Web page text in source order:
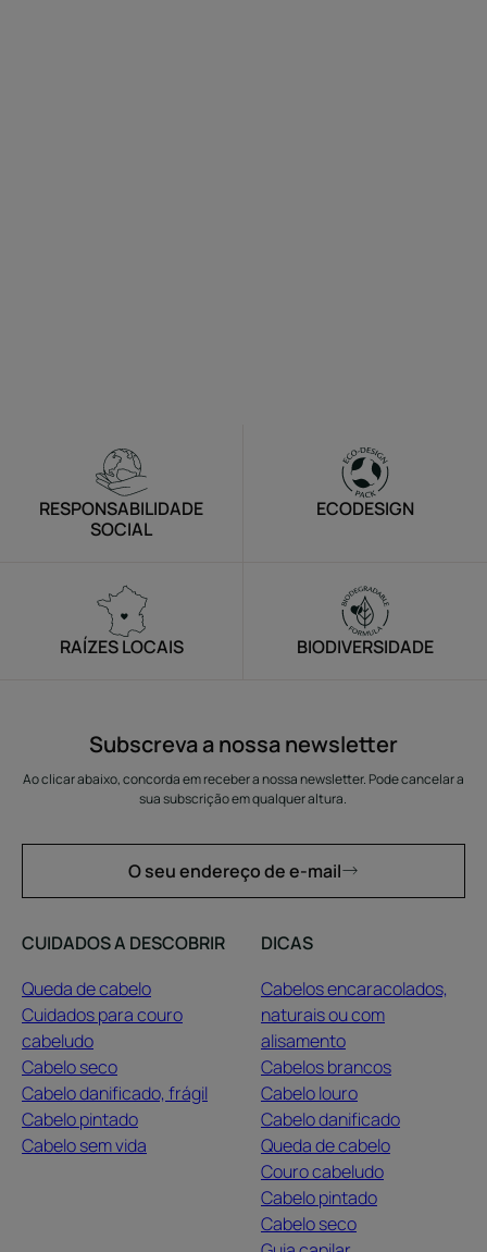
RESPONSABILIDADE
SOCIAL
ECODESIGN
RAÍZES LOCAIS BIODIVERSIDADE
Subscreva a nossa newsletter
Ao clicar abaixo, concorda em receber a nossa newsletter. Pode cancelar a
sua subscrição em qualquer altura.
O seu endereço de e-mail
CUIDADOS A DESCOBRIR
Queda de cabelo
Cuidados para couro
cabeludo
Cabelo seco
Cabelo danificado, frágil
Cabelo pintado
Cabelo sem vida
DICAS
Cabelos encaracolados,
naturais ou com
alisamento
Cabelos brancos
Cabelo louro
Cabelo danificado
Queda de cabelo
Couro cabeludo
Cabelo pintado
Cabelo seco